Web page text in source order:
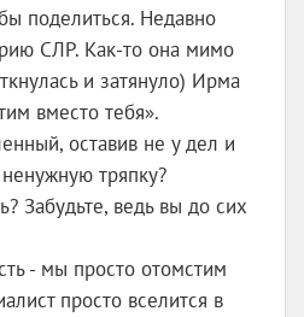
поделиться. Недавно
СЛР. Как-то она мимо
и затянуло) Ирма
вместо тебя».
оставив не у дел и
тряпку?
Забудьте, ведь вы до сих
- мы просто отомстим
просто вселится в